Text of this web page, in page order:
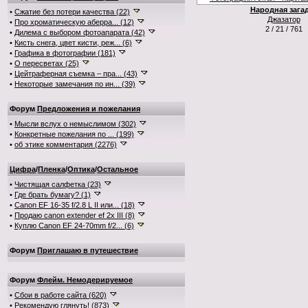
• Сжатие без потери качества (22)
• Про хроматическую аберра... (12)
• Дилема с выбором фотоапарата (42)
• Кисть снега, цвет кисти, реж... (6)
• Графика в фотографии (181)
• О пересветах (25)
• Цейтраферная съемка – пра... (43)
• Некоторые замечания по ин... (39)
Форум Предложения и пожелания
• Мысли вслух о немыслимом (302)
• Конкретные пожелания по ... (199)
• об этике комментария (2276)
Цифра/Пленка/Оптика/Остальное
• Чистящая салфетка (23)
• Где брать бумагу? (1)
• Canon EF 16-35 f/2.8 L II или... (18)
• Продаю canon extender ef 2x III (8)
• Куплю Canon EF 24-70mm f/2... (6)
Форум Приглашаю в путешествие
Форум Флейм. Немодерируемое
• Сбои в работе сайта (620)
• Рекомендую глянуть! (873)
Народная
Джазатор
2 / 21 / 761